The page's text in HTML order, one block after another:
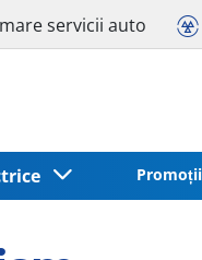
servicii auto
Promoții